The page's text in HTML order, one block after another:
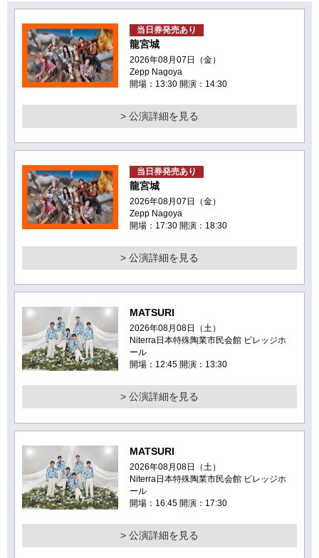
当日券発売あり
龍宮城
2026年08月07日（金）
Zepp Nagoya
開場：13:30 開演：14:30
> 公演詳細を見る
当日券発売あり
龍宮城
2026年08月07日（金）
Zepp Nagoya
開場：17:30 開演：18:30
> 公演詳細を見る
MATSURI
2026年08月08日（土）
Niterra日本特殊陶業市民会館 ビレッジホ
ール
開場：12:45 開演：13:30
> 公演詳細を見る
MATSURI
2026年08月08日（土）
Niterra日本特殊陶業市民会館 ビレッジホ
ール
開場：16:45 開演：17:30
> 公演詳細を見る